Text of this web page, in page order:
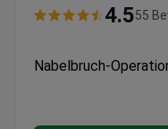
5 Hotelnächte,
wodurch
4.555
Nabelbruch-